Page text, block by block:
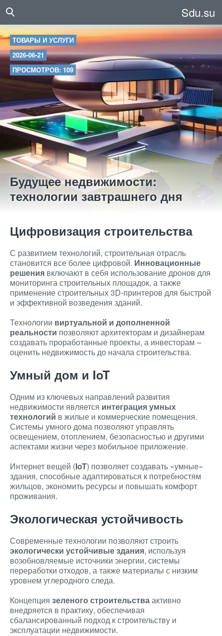
Sdu.su
ТОВАРЫ И УСЛУГИ
2026-06-21
ПРОСМОТРОВ: 109
Будущее недвижимости:
технологии завтрашнего дня
Цифровизация строительства
С развитием технологий, строительная отрасль
становится все более цифровой. Инновационные
решения включают в себя использование дронов для
мониторинга строительных площадок, а также
применение строительных 3D-принтеров для быстрой
и эффективной возведения зданий.
Технологии виртуальной и дополненной
реальности позволяют архитекторам и дизайнерам
создавать проработанные проекты, а инвесторам –
оценить недвижимость до начала строительства.
Умный дом и IoT
Одним из ключевых направлений развития
недвижимости является интеграция умных
технологий в жилые и коммерческие помещения.
Системы умного дома позволяют управлять
освещением, отоплением, безопасностью и другими
аспектами жизни через мобильное приложение.
Интернет вещей (IoT) позволяет создавать «умные»
здания, способные адаптироваться к потребностям
жильцов, экономить ресурсы и повышать комфорт
проживания.
Экологическая устойчивость
Современные технологии позволяют строить
экологически устойчивые здания, используя
возобновляемые источники энергии, системы
переработки отходов, а также материалы с низким
уровнем углеродного следа.
Концепция зеленого строительстваактивно
внедряется в практику, обеспечивая
сбалансированный подход к строительству и
эксплуатации недвижимости.